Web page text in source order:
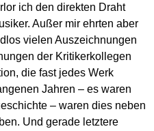
ich den direkten Draht
Außer mir ehrten aber
vielen Auszeichnungen
der Kritikerkollegen
die fast jedes Werk
Jahren – es waren
– waren dies neben
Und gerade letztere